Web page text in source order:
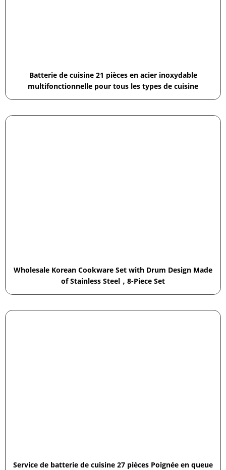
Batterie de cuisine 21 pièces en acier inoxydable
multifonctionnelle pour tous les types de cuisine
Wholesale Korean Cookware Set with Drum Design Made
of Stainless Steel，8-Piece Set
Service de batterie de cuisine 27 pièces Poignée en queue